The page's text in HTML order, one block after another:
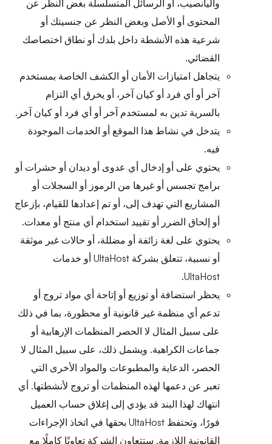
واليانصيب، أو الرسائل المتسلسلة بغض النظر عن
المحتوى أو الأصل وبغض النظر عن جنسيتك أو
شرعية هذه الأنشطة داخل بلدك أو نطاق اختصاصك
القضائي.
يتجاهل امتيازات الأمان أو الكشف الخاصة بمستخدم
آخر أو أي فرد أو كيان آخر، أو يخرق أي التزام
بالسرية تدين به لمستخدم آخر أو أي فرد أو كيان آخر.
يتدخل في نشاط هذا الموقع أو الخدمات الموجودة
فيه.
يحتوي على أو إدخال أي عدوى أو ديدان أو حشرات أو
برامج تجسس أو غيرها من الرموز أو السجلات أو
المشاريع التي تهدف إلى، أو تم إعدادها للقيام، بإزعاج
أو إلحاق الضرر أو تقييد استخدام أي منتج أو معدات.
يحتوي على لغة زائفة أو مضللة، أو حالات غير موثقة
أو نسبية، تتعلق بشركة UltaHost أو خدمات
UltaHost.
يحظر استضافة أو توزيع أو إتاحة أي مواد تروج أو
تدعم أي منظمة غير قانونية أو محظورة، بما في ذلك
على سبيل المثال لا الحصر المنظمات الإرهابية أو
جماعات الكراهية. ويشمل ذلك، على سبيل المثال لا
الحصر، الدعاية والمطبوعات والمواد الأخرى التي
تعبر عن دعمها لهذه المنظمات أو تروج لأنشطتها. أي
انتهاك لهذا البند قد يؤدي إلى إغلاق حساب العميل
فورًا، وتحتفظ UltaHost بحقها في اتخاذ الإجراءات
القانونية اللازمة. ستتعاون الشركة تعاونًا كاملًا مع